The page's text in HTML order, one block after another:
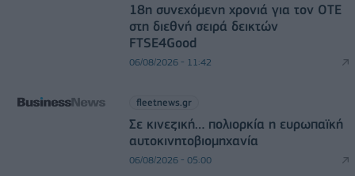
18η συνεχόμενη χρονιά για τον ΟΤΕ
στη διεθνή σειρά δεικτών
FTSE4Good
06/08/2026 - 11:42
fleetnews.gr
Σε κινεζική… πολιορκία η ευρωπαϊκή
αυτοκινητοβιομηχανία
06/08/2026 - 05:00